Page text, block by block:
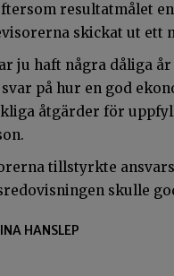
resultatmålet
skickat ut ett
ju haft några dåliga
på hur en god
åtgärder för
tillstyrkte
skulle
HANSLEP